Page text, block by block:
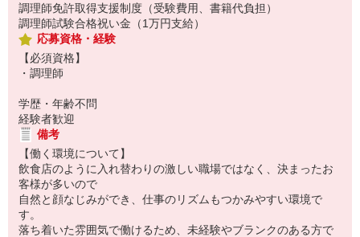
調理師免許取得支援制度（受験費用、書籍代負担）
調理師試験合格祝い金（1万円支給）
応募資格・経験
【必須資格】
・調理師
学歴・年齢不問
経験者歓迎
備考
【働く環境について】
飲食店のように入れ替わりの激しい職場ではなく、決まったお
客様が多いので
自然と顔なじみができ、仕事のリズムもつかみやすい環境で
す。
落ち着いた雰囲気で働けるため、未経験やブランクのある方で